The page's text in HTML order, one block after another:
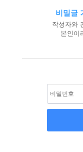
비밀글
작성자와
본인이